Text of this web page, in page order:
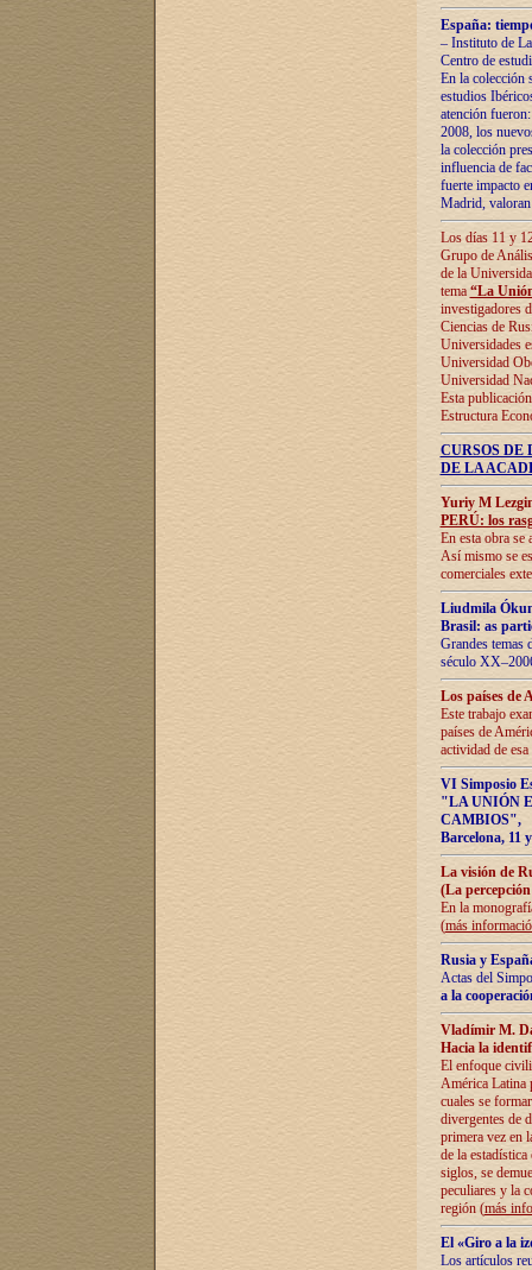
España:
– Instituto de
Centro de
En la colección
estudios
atención
2008, los
la colección
influencia de
fuerte impacto
Madrid,
Los días 11 y
Grupo de
de la
tema “La
investigadores
Ciencias de
Universidades
Universidad
Universidad
Esta
Estructura
CURSOS
DE LA
Yuriy M
PERÚ: los
En esta obra se
Así mismo se
comerciales
Liudmila
Brasil: as
Grandes temas
século
Los países de
Este trabajo
países de
actividad de
VI Simposio
"LA UNIÓN
CAMBIOS",
Barcelona, 11
La visión de
(La
En la
(más
Rusia y
Actas del
a la
Vladímir M.
Hacia la
El enfoque
América Latina
cuales se
divergentes de
primera vez en
de la
siglos, se
peculiares y la
región (más
El «Giro a la
Los artículos